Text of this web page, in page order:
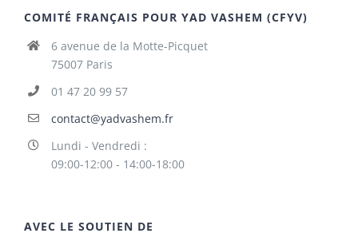
COMITÉ FRANÇAIS POUR YAD VASHEM (CFYV)
6 avenue de la Motte-Picquet
75007 Paris
01 47 20 99 57
contact@yadvashem.fr
Lundi - Vendredi :
09:00-12:00 - 14:00-18:00
AVEC LE SOUTIEN DE